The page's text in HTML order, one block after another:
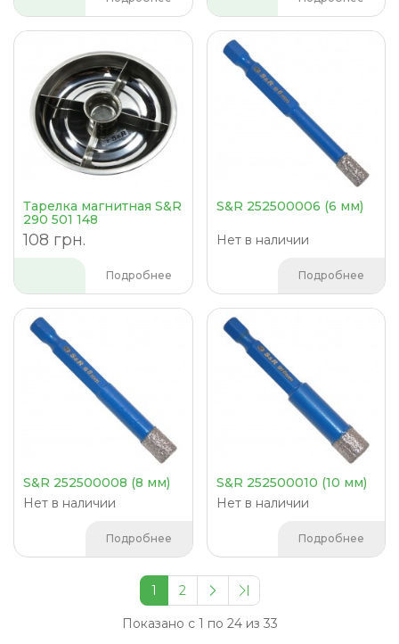
Тарелка магнитная S&R
290 501 148
108 грн.
Подробнее
S&R 252500006 (6 мм)
Нет в наличии
Подробнее
S&R 252500008 (8 мм)
Нет в наличии
Подробнее
S&R 252500010 (10 мм)
Нет в наличии
Подробнее
1 2
Показано с 1 по 24 из 33